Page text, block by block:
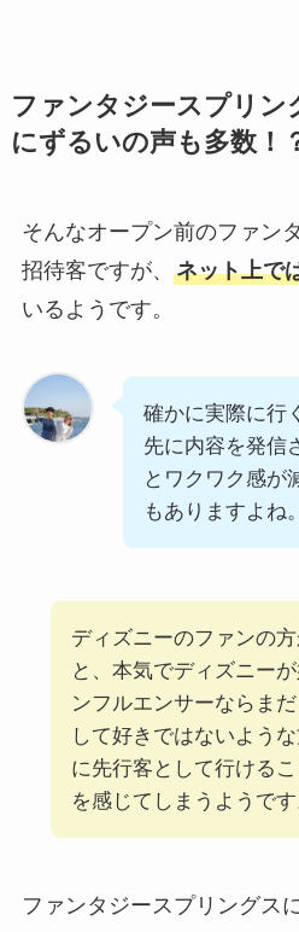
ファンタジースプリン
にずるいの声も多数！
そんなオープン前のファン
招待客ですが、 ネット上で
いるようです。
確かに実際に行
先に内容を発信
とワクワク感が
もありますよね
ディズニーのファンの
と、本気でディズニー
ンフルエンサーならま
して好きではないよう
に先行客として行ける
を感じてしまうようです
ファンタジースプリングス